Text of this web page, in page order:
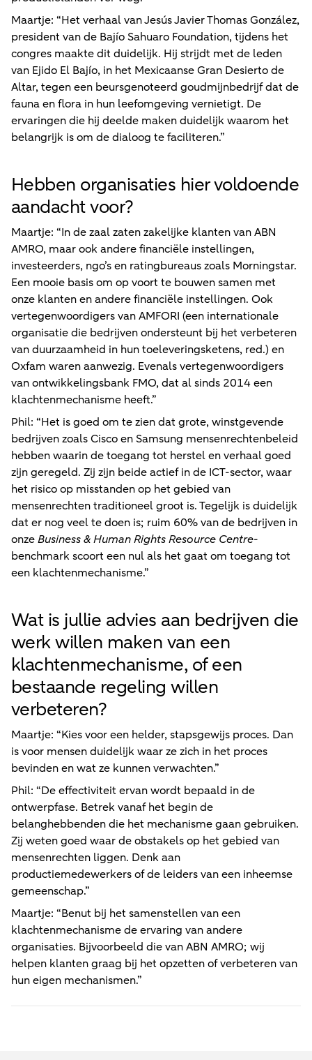
Maartje: “Het verhaal van Jesús Javier Thomas González,
president van de Bajío Sahuaro Foundation, tijdens het
congres maakte dit duidelijk. Hij strijdt met de leden
van Ejido El Bajío, in het Mexicaanse Gran Desierto de
Altar, tegen een beursgenoteerd goudmijnbedrijf dat de
fauna en flora in hun leefomgeving vernietigt. De
ervaringen die hij deelde maken duidelijk waarom het
belangrijk is om de dialoog te faciliteren.”
Hebben organisaties hier voldoende
aandacht voor?
Maartje: “In de zaal zaten zakelijke klanten van ABN
AMRO, maar ook andere financiële instellingen,
investeerders, ngo’s en ratingbureaus zoals Morningstar.
Een mooie basis om op voort te bouwen samen met
onze klanten en andere financiële instellingen. Ook
vertegenwoordigers van AMFORI (een internationale
organisatie die bedrijven ondersteunt bij het verbeteren
van duurzaamheid in hun toeleveringsketens, red.) en
Oxfam waren aanwezig. Evenals vertegenwoordigers
van ontwikkelingsbank FMO, dat al sinds 2014 een
klachtenmechanisme heeft.”
Phil: “Het is goed om te zien dat grote, winstgevende
bedrijven zoals Cisco en Samsung mensenrechtenbeleid
hebben waarin de toegang tot herstel en verhaal goed
zijn geregeld. Zij zijn beide actief in de ICT-sector, waar
het risico op misstanden op het gebied van
mensenrechten traditioneel groot is. Tegelijk is duidelijk
dat er nog veel te doen is; ruim 60% van de bedrijven in
onzeBusiness & Human Rights Resource Centre-
benchmark scoort een nul als het gaat om toegang tot
een klachtenmechanisme.”
Wat is jullie advies aan bedrijven die
werk willen maken van een
klachtenmechanisme, of een
bestaande regeling willen
verbeteren?
Maartje: “Kies voor een helder, stapsgewijs proces. Dan
is voor mensen duidelijk waar ze zich in het proces
bevinden en wat ze kunnen verwachten.”
Phil: “De effectiviteit ervan wordt bepaald in de
ontwerpfase. Betrek vanaf het begin de
belanghebbenden die het mechanisme gaan gebruiken.
Zij weten goed waar de obstakels op het gebied van
mensenrechten liggen. Denk aan
productiemedewerkers of de leiders van een inheemse
gemeenschap.”
Maartje: “Benut bij het samenstellen van een
klachtenmechanisme de ervaring van andere
organisaties. Bijvoorbeeld die van ABN AMRO; wij
helpen klanten graag bij het opzetten of verbeteren van
hun eigen mechanismen.”